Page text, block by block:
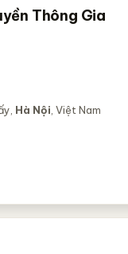
Thông Gia
Hà Nội , Việt Nam